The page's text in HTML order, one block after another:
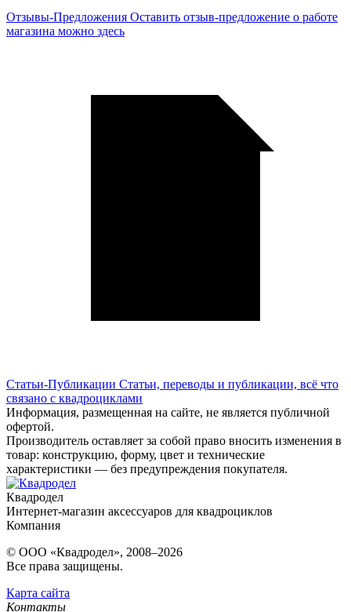
Отзывы-Предложения Оставить отзыв-предложение о работе
магазина можно здесь
Статьи-Публикации Статьи, переводы и публикации, всё что
связано с квадроциклами
Информация, размещенная на сайте, не является публичной
офертой.
Производитель оставляет за собой право вносить изменения в
товар: конструкцию, форму, цвет и технические
характеристики — без предупреждения покупателя.
Квадродел
Интернет-магазин аксессуаров для квадроциклов
Компания
© ООО «Квадродел», 2008–2026
Все права защищены.
Карта сайта
Контакты